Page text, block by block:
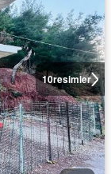
10resimler